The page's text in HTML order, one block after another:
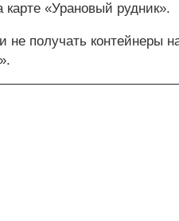
«Урановый рудник».
получать контейнеры